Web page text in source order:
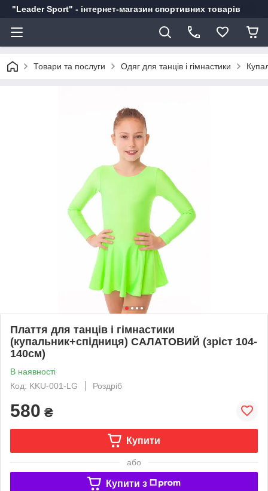
"Leader Sport" - інтернет-магазин спортивних товарів
Товари та послуги Одяг для танців і гімнастики
Плаття для танців і гімнастики
(купальник+спідниця) САЛАТОВИЙ (зріст 104-
140см)
В наявності
Код: KKU-001-LG
Роздріб
580 ₴
Купити
або
Купити з